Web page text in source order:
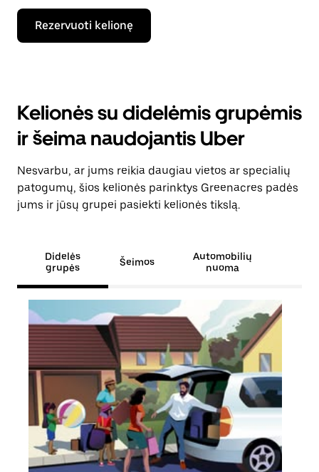
Rezervuoti kelionę
Kelionės su didelėmis grupėmis
ir šeima naudojantis Uber
Nesvarbu, ar jums reikia daugiau vietos ar specialių
patogumų, šios kelionės parinktys Greenacres padės
jums ir jūsų grupei pasiekti kelionės tikslą.
Didelės
grupės
Šeimos
Automobilių
nuoma